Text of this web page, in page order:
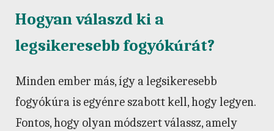
Hogyan válaszd ki a
legsikeresebb fogyókúrát?
Minden ember más, így a legsikeresebb
fogyókúra is egyénre szabott kell, hogy legyen.
Fontos, hogy olyan módszert válassz, amely